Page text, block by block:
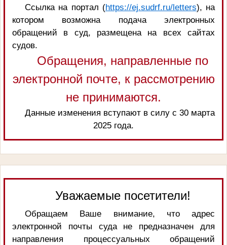
Ссылка на портал (https://ej.sudrf.ru/letters), на
котором возможна подача электронных
обращений в суд, размещена на всех сайтах
судов.
Обращения, направленные по
электронной почте, к рассмотрению
не принимаются.
Данные изменения вступают в силу с 30 марта
2025 года.
Уважаемые посетители!
Обращаем Ваше внимание, что адрес
электронной почты суда не предназначен для
направления процессуальных обращений